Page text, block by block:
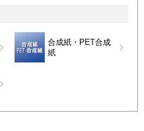
合成紙・PET合成
紙